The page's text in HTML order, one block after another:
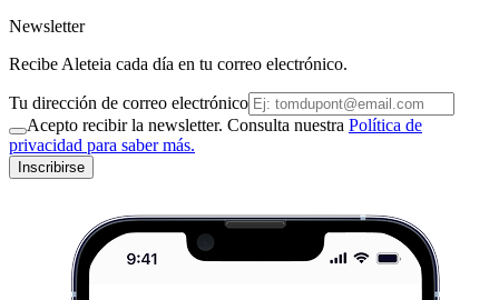
Newsletter
Recibe Aleteia cada día en tu correo electrónico.
Tu dirección de correo electrónico
Acepto recibir la newsletter. Consulta nuestra Política de
privacidad para saber más.
Inscribirse